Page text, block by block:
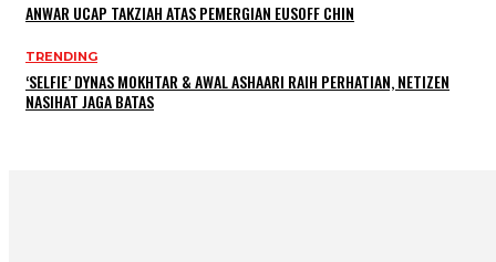
ANWAR UCAP TAKZIAH ATAS PEMERGIAN EUSOFF CHIN
TRENDING
‘SELFIE’ DYNAS MOKHTAR & AWAL ASHAARI RAIH PERHATIAN, NETIZEN
NASIHAT JAGA BATAS